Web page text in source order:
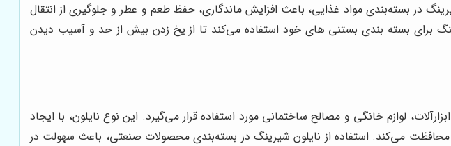
در بسته‌بندی مواد غذایی، باعث افزایش ماندگاری، حفظ طعم و عطر و جلوگیری از انتقال
برای بسته بندی بستنی های خود استفاده می‌کند تا از یخ زدن بیش از حد و آسیب دیدن
لوازم خانگی و مصالح ساختمانی مورد استفاده قرار می‌گیرد. این نوع نایلون، با ایجاد
می‌کند. استفاده از نایلون شیرینگ در بسته‌بندی محصولات صنعتی، باعث سهولت در